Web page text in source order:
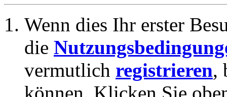
Wenn dies Ihr erster
die
vermutlich registrieren,